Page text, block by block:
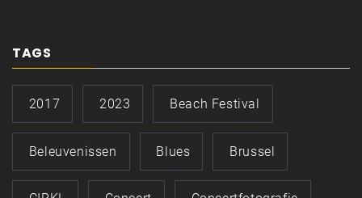
TAGS
2017 2023 Beach Festival
Beleuvenissen Blues Brussel